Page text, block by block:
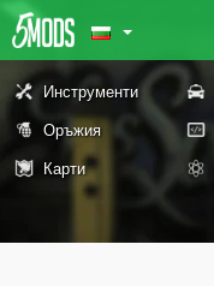
Инструменти
Оръжия
Карти